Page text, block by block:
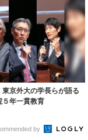
東京外大の学長らが語る
５年一貫教育
by